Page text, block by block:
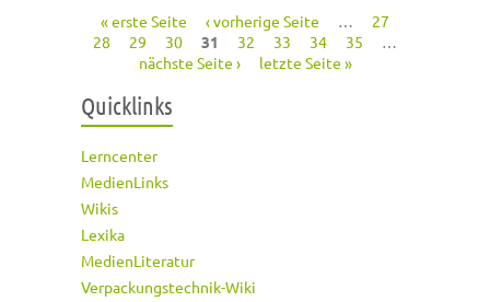
Seiten
« erste Seite ‹ vorherige Seite …
27
28
29 30 31 32 33 34 35
…
nächste Seite ›
letzte Seite »
Quicklinks
Lerncenter
MedienLinks
Wikis
Lexika
MedienLiteratur
Verpackungstechnik-Wiki